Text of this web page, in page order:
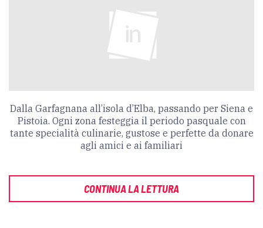
Dalla Garfagnana all’isola d’Elba, passando per Siena e
Pistoia. Ogni zona festeggia il periodo pasquale con
tante specialità culinarie, gustose e perfette da donare
agli amici e ai familiari
CONTINUA LA LETTURA